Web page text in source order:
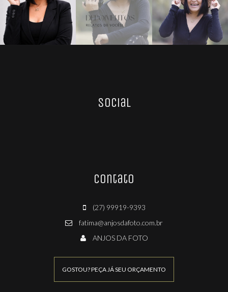
Social
Contato
(27) 99919-9393
fatima@anjosdafoto.com.br
ANJOS DA FOTO
GOSTOU? PEÇA JÁ SEU ORÇAMENTO